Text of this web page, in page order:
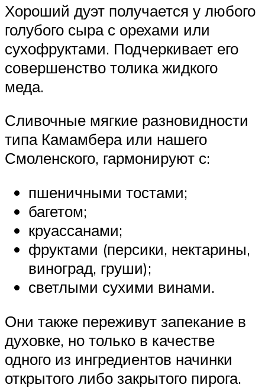
Хороший дуэт получается у любого
голубого сыра с орехами или
сухофруктами. Подчеркивает его
совершенство толика жидкого
меда.
Сливочные мягкие разновидности
типа Камамбера или нашего
Смоленского, гармонируют с:
пшеничными тостами;
багетом;
круассанами;
фруктами (персики, нектарины,
виноград, груши);
светлыми сухими винами.
Они также переживут запекание в
духовке, но только в качестве
одного из ингредиентов начинки
открытого либо закрытого пирога.